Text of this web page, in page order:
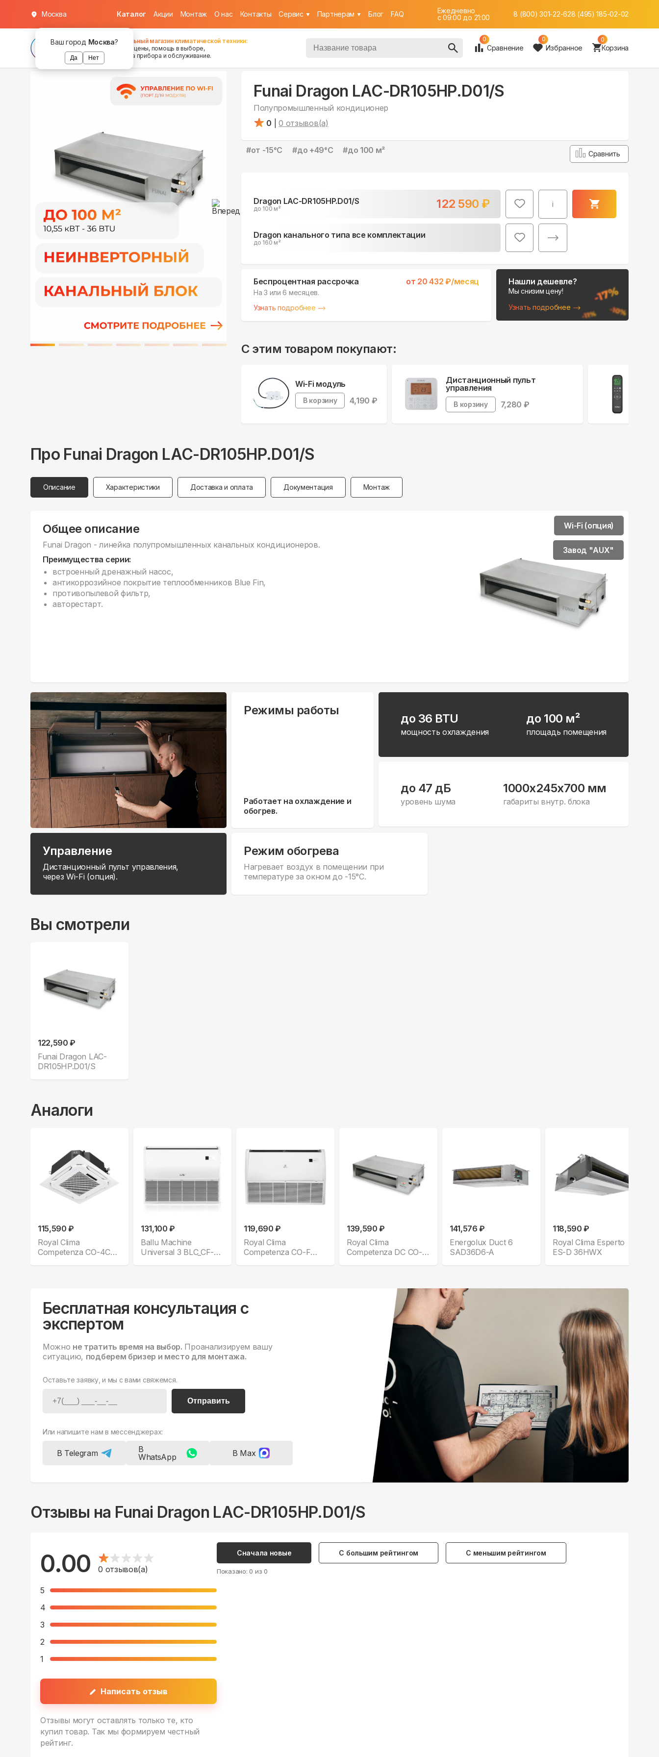
Ваш город Москва?
Да Нет
Москва Каталог Акции Монтаж О нас Контакты Cервис Партнерам Блог FAQ
Ежедневно
c 09:00 до 21:00
8 (800) 301-22-628 (495) 185-02-02
Федеральный магазин климатической техники:
хорошие цены, помощь в выборе,
установка прибора и обслуживание.
0
Сравнение
0
Избранное
0
Корзина
Поможем выбрать
место для монтажа:
В Telegram
Funai Dragon LAC-DR105HP.D01/S
Полупромышленный кондиционер
0
0 отзывов(а)
#от -15°С #до +49°С #до 100 м² Сравнить
Dragon LAC-DR105HP.D01/S
до 100 м² 122 590 ₽ i
в наличии
Dragon канального типа все комплектации
до 160 м²
в наличии
Беспроцентная рассрочка от 20 432 ₽/месяц
На 3 или 6 месяцев.
Узнать подробнее
Нашли дешевле?
Мы снизим цену!
Узнать подробнее
С этим товаром покупают:
Wi-Fi модуль
В корзину 4,190 ₽
Дистанционный пульт
управления
В корзину 7,280 ₽
Про Funai Dragon LAC-DR105HP.D01/S
Описание Характеристики Доставка и оплата Документация Монтаж
Общее описание
Funai Dragon - линейка полупромышленных канальных кондиционеров.
Преимущества серии:
встроенный дренажный насос,
антикоррозийное покрытие теплообменников Blue Fin,
противопылевой фильтр,
авторестарт.
Wi-Fi (опция)
Завод "AUX"
Режимы работы
Работает на охлаждение и
обогрев.
до 36 BTU
мощность охлаждения
до 100 м²
площадь помещения
до 47 дБ
уровень шума
1000x245x700 мм
габариты внутр. блока
Управление
Дистанционный пульт управления,
через Wi-Fi (опция).
Режим обогрева
Нагревает воздух в помещении при
температуре за окном до -15°С.
Вы смотрели
122,590 ₽
Funai Dragon LAC-
DR105HP.D01/S
Аналоги
115,590 ₽
Royal Clima
Competenza CO-4C
131,100 ₽
Ballu Machine
Universal 3 BLC_CF-
119,690 ₽
Royal Clima
Competenza CO-F
139,590 ₽
Royal Clima
Competenza DC CO-D
141,576 ₽
Energolux Duct 6
SAD36D6-A
118,590 ₽
Royal Clima Esperto
ES-D 36HWX
Бесплатная консультация с
экспертом
Можно не тратить время на выбор. Проанализируем вашу
ситуацию, подберем бризер и место для монтажа.
Оставьте заявку, и мы с вами свяжемся.
Отправить
Или напишите нам в мессенджерах:
В Telegram
В
WhatsApp
В Max
Отзывы на Funai Dragon LAC-DR105HP.D01/S
0.00 0 отзывов(а)
5
4
3
2
1
Написать отзыв
Отзывы могут оставлять только те, кто
купил товар. Так мы формируем честный
рейтинг.
Сначала новые С большим рейтингом С меньшим рейтингом
Показано: 0 из 0